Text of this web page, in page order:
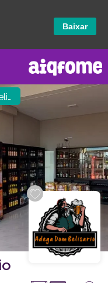
/ Adega Dom Belisario
Baixar